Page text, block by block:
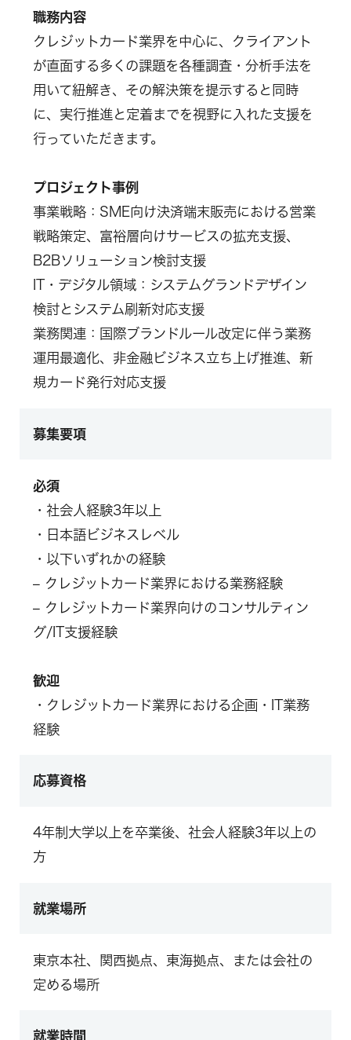
職務内容
クレジットカード業界を中心に、クライアント
が直面する多くの課題を各種調査・分析手法を
用いて紐解き、その解決策を提示すると同時
に、実行推進と定着までを視野に入れた支援を
行っていただきます。
プロジェクト事例
事業戦略：SME向け決済端末販売における営業
戦略策定、富裕層向けサービスの拡充支援、
B2Bソリューション検討支援
IT・デジタル領域：システムグランドデザイン
検討とシステム刷新対応支援
業務関連：国際ブランドルール改定に伴う業務
運用最適化、非金融ビジネス立ち上げ推進、新
規カード発行対応支援
募集要項
必須
・社会人経験3年以上
・日本語ビジネスレベル
・以下いずれかの経験
– クレジットカード業界における業務経験
– クレジットカード業界向けのコンサルティン
グ/IT支援経験
歓迎
・クレジットカード業界における企画・IT業務
経験
応募資格
4年制大学以上を卒業後、社会人経験3年以上の
方
就業場所
東京本社、関西拠点、東海拠点、または会社の
定める場所
就業時間